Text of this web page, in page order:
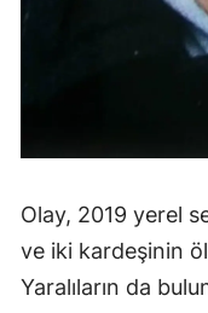
Olay, 2019 yerel
ve iki kardeşinin
Yaralıların da